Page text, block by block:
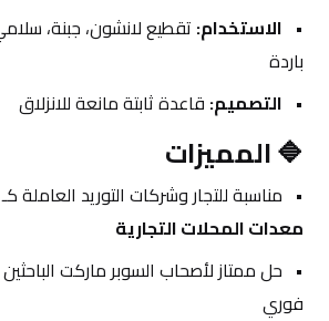
الاستخدام:
باردة
التصميم: قاعدة ثابتة مانعة للانزلاق
🔷 المميزات
مناسبة للتجار وشركات التوريد العاملة كـ
معدات المحلات التجارية
فوري